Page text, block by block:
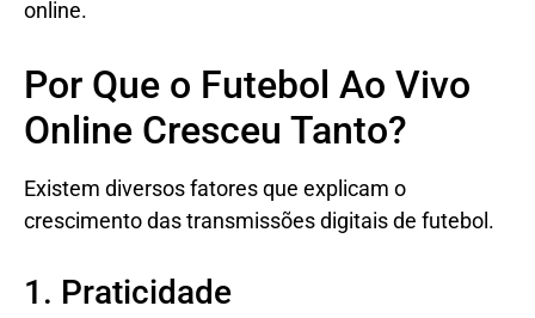
online.
Por Que o Futebol Ao Vivo
Online Cresceu Tanto?
Existem diversos fatores que explicam o
crescimento das transmissões digitais de futebol.
1. Praticidade